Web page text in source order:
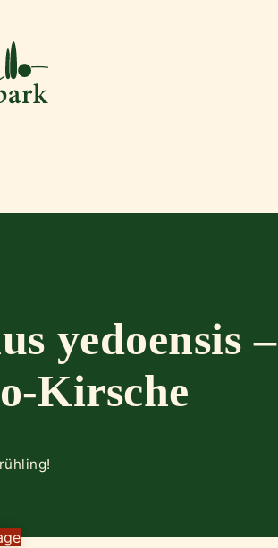
yedoensis –
Kirsche